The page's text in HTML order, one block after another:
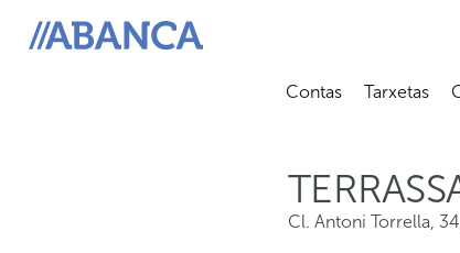
ABANCA
Contas
Abrir
Tarxetas
Cl. Antoni Torrella, 34